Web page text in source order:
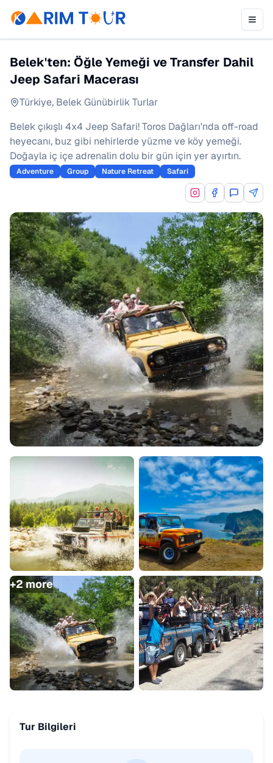
Belek'ten: Öğle Yemeği ve Transfer Dahil
Jeep Safari Macerası
Türkiye, Belek Günübirlik Turlar
Belek çıkışlı 4x4 Jeep Safari! Toros Dağları'nda off-road
heyecanı, buz gibi nehirlerde yüzme ve köy yemeği.
Doğayla iç içe adrenalin dolu bir gün için yer ayırtın.
Adventure Group Nature Retreat Safari
+2more
Tur Bilgileri